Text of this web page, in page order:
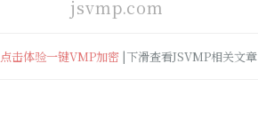
jsvmp.com
点击体验一键VMP加密 |下滑查看JSVMP相关文章